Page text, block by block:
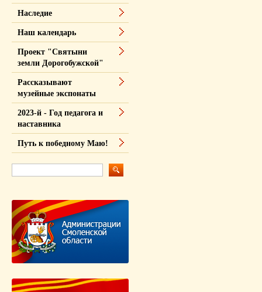
Наследие
Наш календарь
Проект "Святыни
земли Дорогобужской"
Рассказывают
музейные экспонаты
2023-й - Год педагога и
наставника
Путь к победному Маю!